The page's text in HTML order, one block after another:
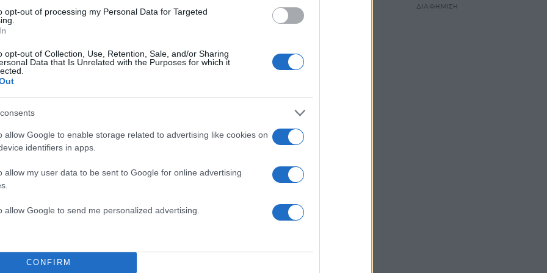
opt-out of processing my Personal Data for Targeted
opt-out of Collection, Use, Retention, Sale, and/or Sharing
Data that Is Unrelated with the Purposes for which it
allow Google to enable storage related to advertising like cookies on
identifiers in apps.
allow my user data to be sent to Google for online advertising
allow Google to send me personalized advertising.
CONFIRM
την πλευρά μας, κάνουμε όλες τις ρυθμιστικές ενέργειες
να μπορέσει η κοινοπραξία να προχωρήσει. Η κοινοπραξία
10 δισ. ευρώ στην Ελλάδα και στον Έλληνα
ένα οικόπεδο: το Block 2. Φανταστείτε, εάν είναι
έναν πολύ μεγάλο πλούτο για όλους τους Έλληνες
την περασμένη εβδομάδα. «Ο τουρισμός είναι
μας. Εδώ και 10 χρόνια δεν είχε ένα χωροταξικό
κανείς πού θέλει να κάνει μια επένδυση τα επόμενα 10
μια ρύθμιση που είναι πολύ σημαντικό να την ακούσουν
και πέρα, μέχρι 25 μέτρα από την ακτογραμμή, δεν θα
ΔΙΑΦΗΜΙΣΗ